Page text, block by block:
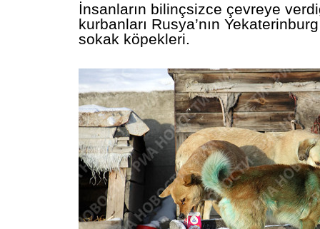
İnsanların bilinçsizce çevreye
kurbanları Rusya’nın
sokak köpekleri.